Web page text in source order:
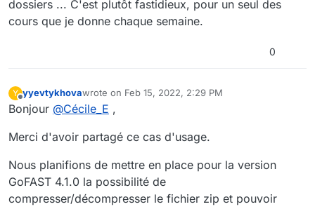
dossiers ... C'est plutôt fastidieux, pour un seul des
cours que je donne chaque semaine.
0
Y
Offline
yyevtykhovawrote on Feb 15, 2022, 2:29 PM
last edited by
Bonjour @Cécile_E ,
Merci d'avoir partagé ce cas d'usage.
Nous planifions de mettre en place pour la version
GoFAST 4.1.0 la possibilité de
compresser/décompresser le fichier zip et pouvoir